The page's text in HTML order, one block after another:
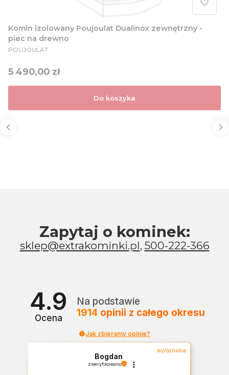
Komin izolowany Poujoulat Dualinox zewnętrzny -
piec na drewno
PRODUCENT
POUJOULAT
Cena
5 490,00 zł
Do koszyka
Zapytaj o kominek:
sklep@extrakominki.pl, 500-222-366
4.9
Ocena
Na podstawie
1914 opinii z całego okresu
Jak zbieramy opinie?
wyróżniona
Bogdan
zweryfikowano